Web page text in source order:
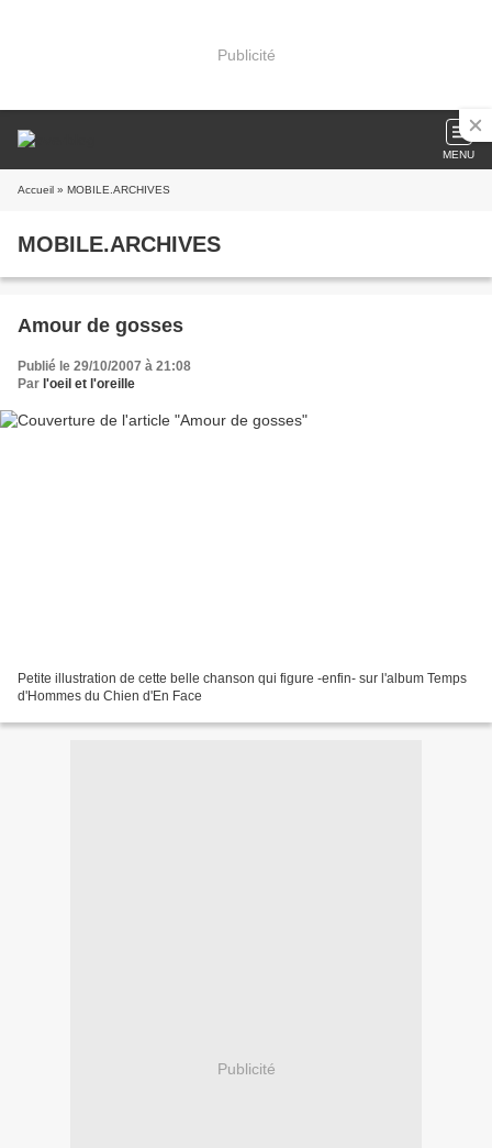
Publicité
MENU
Accueil » MOBILE.ARCHIVES
MOBILE.ARCHIVES
Amour de gosses
Publié le 29/10/2007 à 21:08
Par l'oeil et l'oreille
Petite illustration de cette belle chanson qui figure -enfin- sur l'album Temps
d'Hommes du Chien d'En Face
Publicité